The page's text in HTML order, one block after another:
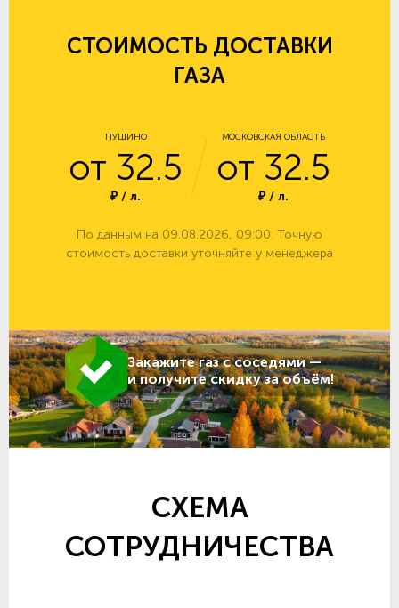
СТОИМОСТЬ ДОСТАВКИ
ГАЗА
ПУЩИНО
от 32.5
₽ / л.
МОСКОВСКАЯ ОБЛАСТЬ
от 32.5
₽ / л.
По данным на 09.08.2026, 09:00. Точную
стоимость доставки уточняйте у менеджера
Закажите газ с соседями —
и получите скидку за объём!
СХЕМА
СОТРУДНИЧЕСТВА